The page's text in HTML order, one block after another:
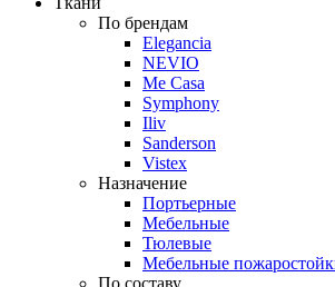
По брендам
Elegancia
NEVIO
Me Casa
Symphony
Iliv
Sanderson
Vistex
Назначение
Портьерные
Мебельные
Тюлевые
Мебельные
По составу